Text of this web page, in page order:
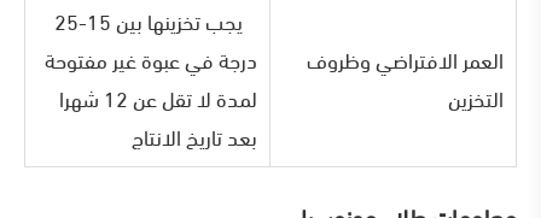
العمر الافتراضي وظروف
التخزين
يجب تخزينها بين 15-25
درجة في عبوة غير مفتوحة
لمدة لا تقل عن 12 شهرا
بعد تاريخ الانتاج